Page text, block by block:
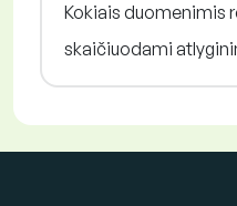
Kokiais duomenimis
skaičiuodami